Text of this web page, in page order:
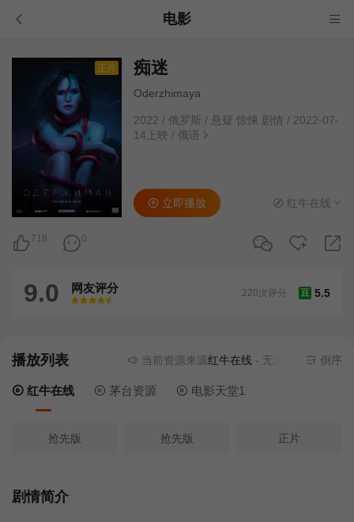
电影
正片 痴迷
Oderzhimaya
2022 / 俄罗斯 / 悬疑 惊悚 剧情 / 2022-07-
14上映 / 俄语
718 0
立即播放 红牛在线
9.0 网友评分
很差
较差还行推荐力荐
豆 5.5
220次评分
播放列表 当前资源来源红牛在线- 无需安装任何插件
倒序
红牛在线 茅台资源 电影天堂1
抢先版 抢先版 正片
剧情简介